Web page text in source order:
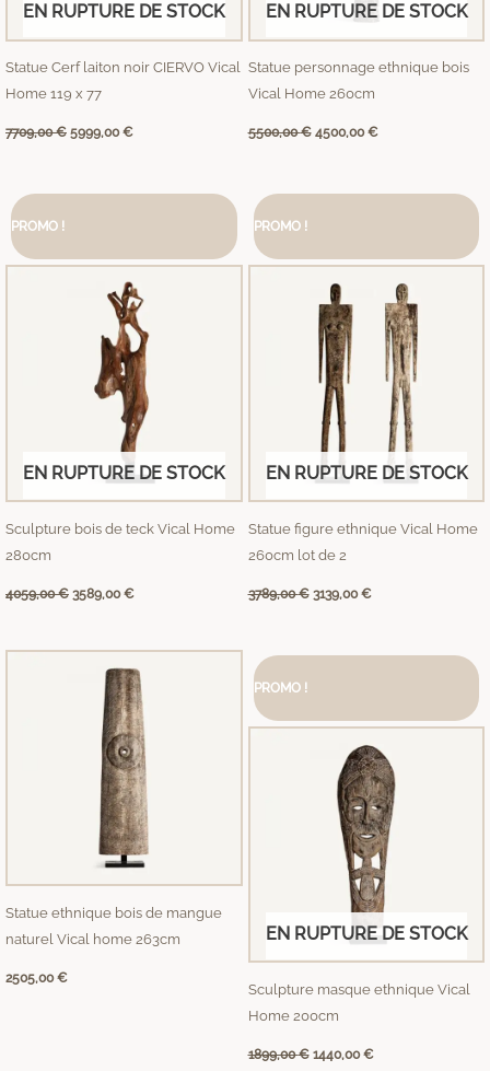
EN RUPTURE DE STOCK
Statue Cerf laiton noir CIERVO Vical
Home 119 x 77
7709,00€ 5999,00€
EN RUPTURE DE STOCK
Statue personnage ethnique bois
Vical Home 260cm
5500,00€ 4500,00€
PROMO !
EN RUPTURE DE STOCK
Sculpture bois de teck Vical Home
280cm
4059,00€
Le
4059,00 €.
3589,00€
Le
3589,00 €.
PROMO !
EN RUPTURE DE STOCK
Statue figure ethnique Vical Home
260cm lot de 2
3789,00€
Le
3789,00 €.
3139,00€
Le
3139,00 €.
Statue ethnique bois de mangue
naturel Vical home 263cm
2505,00€
PROMO !
EN RUPTURE DE STOCK
Sculpture masque ethnique Vical
Home 200cm
1899,00€
Le
1899,00 €.
1440,00€
Le
1440,00 €.